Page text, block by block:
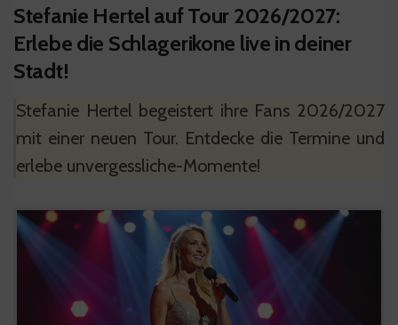
Stefanie Hertel auf Tour 2026/2027:
Erlebe die Schlagerikone live in deiner
Stadt!
Stefanie Hertel begeistert ihre Fans 2026/2027
mit einer neuen Tour. Entdecke die Termine und
erlebe unvergessliche-Momente!